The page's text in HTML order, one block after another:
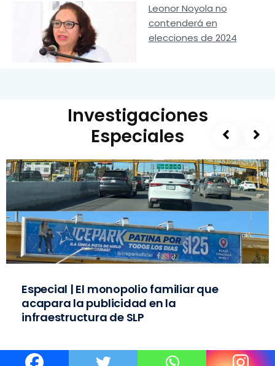
Leonor Noyola no
contenderá en
elecciones de 2024
Investigaciones
Especiales
Especial | El monopolio familiar que
acapara la publicidad en la
infraestructura de SLP